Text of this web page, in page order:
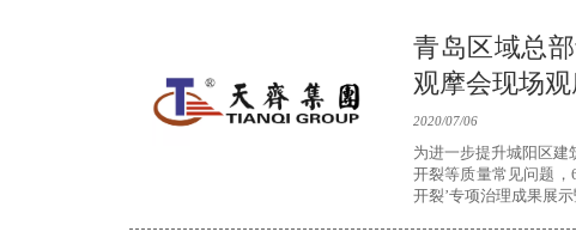
青岛区域总
观摩会现场观
2020/07/06
为进一步提升城阳区建
开裂等质量常见问题，
开裂’专项治理成果展